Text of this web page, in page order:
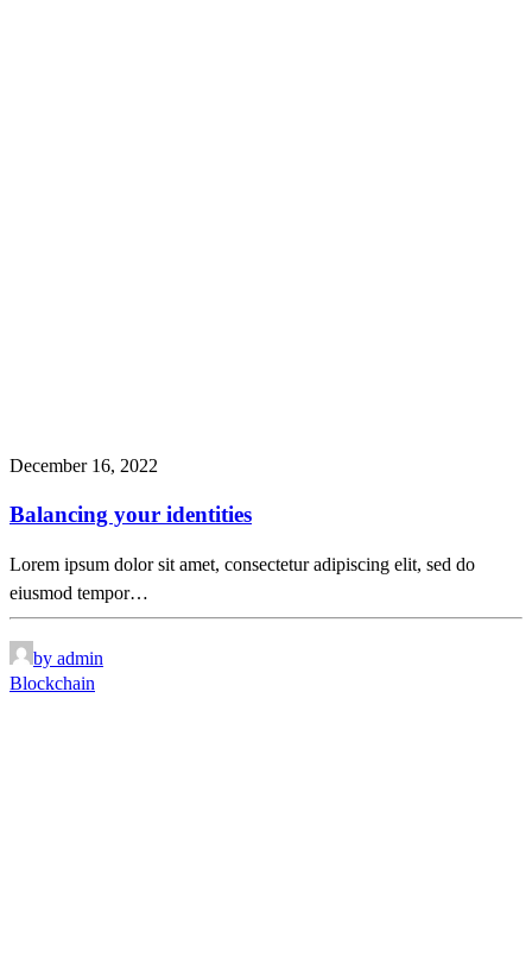
December 16, 2022
Balancing your identities
Lorem ipsum dolor sit amet, consectetur adipiscing elit, sed do
eiusmod tempor…
by admin
Blockchain